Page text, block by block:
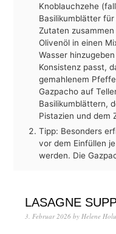
Knoblauchzehe
Basilikumblätter
Zutaten
Olivenöl in einen
Wasser
Konsistenz passt,
gemahlenem
Gazpacho auf
Basilikumblättern,
Pistazien und dem
Tipp: Besonders
vor dem Einfüllen
werden. Die
LASAGNE
3. Februar 2026 by Helene